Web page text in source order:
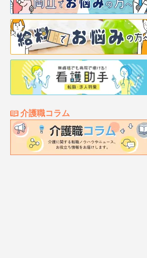
介護職コラム